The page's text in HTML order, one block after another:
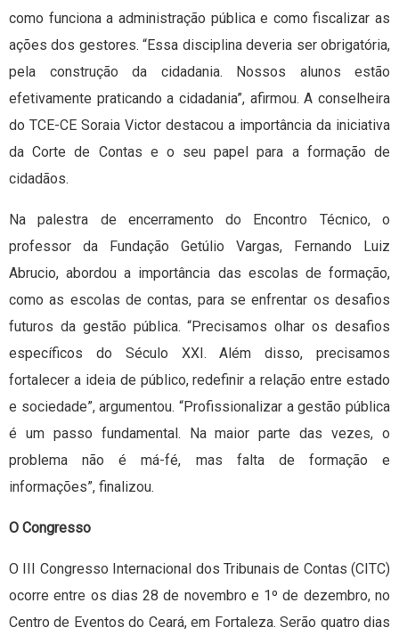
como funciona a administração pública e como fiscalizar as
ações dos gestores. “Essa disciplina deveria ser obrigatória,
pela construção da cidadania. Nossos alunos estão
efetivamente praticando a cidadania”, afirmou. A conselheira
do TCE-CE Soraia Victor destacou a importância da iniciativa
da Corte de Contas e o seu papel para a formação de
cidadãos.
Na palestra de encerramento do Encontro Técnico, o
professor da Fundação Getúlio Vargas, Fernando Luiz
Abrucio, abordou a importância das escolas de formação,
como as escolas de contas, para se enfrentar os desafios
futuros da gestão pública. “Precisamos olhar os desafios
específicos do Século XXI. Além disso, precisamos
fortalecer a ideia de público, redefinir a relação entre estado
e sociedade”, argumentou. “Profissionalizar a gestão pública
é um passo fundamental. Na maior parte das vezes, o
problema não é má-fé, mas falta de formação e
informações”, finalizou.
O Congresso
O III Congresso Internacional dos Tribunais de Contas (CITC)
ocorre entre os dias 28 de novembro e 1º de dezembro, no
Centro de Eventos do Ceará, em Fortaleza. Serão quatro dias